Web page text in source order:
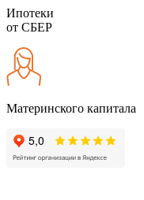
Ипотеки
от СБЕР
Материнского капитала